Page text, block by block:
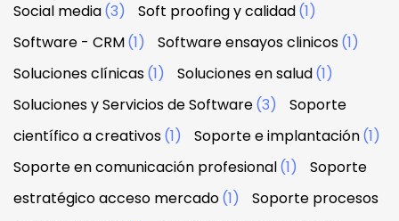
Social media(3) Soft proofing y calidad(1)
Software - CRM(1) Software ensayos clinicos(1)
Soluciones clínicas(1) Soluciones en salud(1)
Soluciones y Servicios de Software(3)
Soporte
científico a creativos(1) Soporte e implantación(1)
Soporte en comunicación profesional(1)
Soporte
estratégico acceso mercado(1)
Soporte procesos